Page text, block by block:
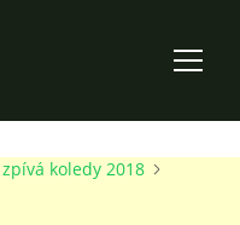
zpívá koledy 2018